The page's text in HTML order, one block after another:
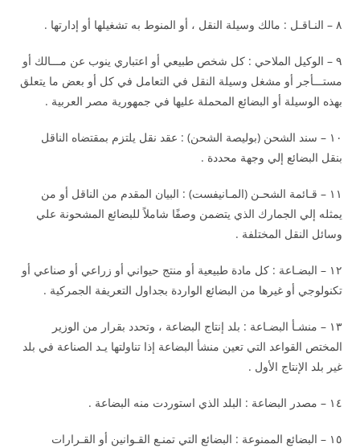
٨ – النـاقـل : مالك وسيلة النقل ، أو المنوط به تشغيلها أو إدارتها .
٩ – الوكيل الملاحي : كل شخص طبيعي أو اعتباري ينوب عن مـــالك أو
مستـــأجر أو مشغل وسيلة النقل في التعامل في كل أو بعض ما يتعلق
بهذه الوسيلة أو البضائع المحملة عليها في جمهورية مصر العربية .
١٠ – سند الشحن (بوليصة الشحن) : عقد نقل يلتزم بمقتضاه الناقل
بنقل البضائع إلي وجهة محددة .
١١ – قـائمة الشحـن (المـانيفست) : البيان المقدم من الناقل أو من
يمثله إلي الجمارك الذي يتضمن وصفًا شاملاً للبضائع المشحونة علي
وسائل النقل المختلفة .
١٢ – البضـاعة : كل مادة طبيعية أو منتج حيواني أو زراعي أو صناعي أو
تكنولوجي أو غيرها من البضائع الواردة بجداول التعريفة الجمركية .
١٣ – منشـأ البضـاعة : بلد إنتاج البضاعة ، وتحدد بقرار من الوزير
المختص القواعد التي تعين منشأ البضاعة إذا تناولتها يـد الصناعة في بلد
غير بلد الإنتاج الأول .
١٤ – مصدر البضاعة : البلد الذي استوردت منه البضاعة .
١٥ – البضائع الممنوعة : البضائع التي تمنـع القـوانين أو القـرارات